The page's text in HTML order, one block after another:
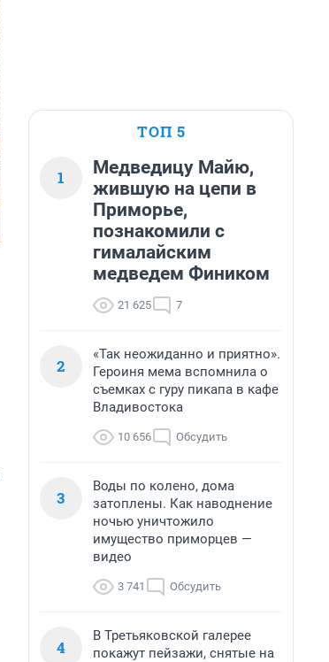
ТОП 5
1
Медведицу Майю,
жившую на цепи в
Приморье,
познакомили с
гималайским
медведем Фиником
21 625 7
2
«Так неожиданно и приятно».
Героиня мема вспомнила о
съемках с гуру пикапа в кафе
Владивостока
10 656 Обсудить
3
Воды по колено, дома
затоплены. Как наводнение
ночью уничтожило
имущество приморцев —
видео
3 741 Обсудить
4
В Третьяковской галерее
покажут пейзажи, снятые на